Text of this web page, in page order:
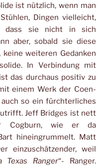
ist nützlich, wenn man
Dingen vielleicht,
dass sie nicht in sich
aber, sobald sie diese
weiteren Gedanken
In Verbindung mit
das durchaus positiv zu
einem Werk der Coen-
so ein fürchterliches
Jeff Bridges ist nett
Cogburn, wie er da
hineingrummelt. Matt
einzuschätzender, weil
Texas Ranger“- Ranger.